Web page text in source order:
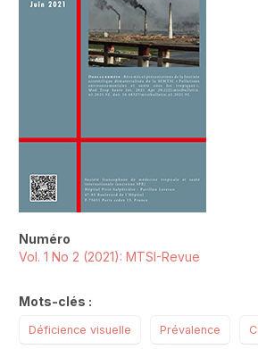
Numéro
Vol. 1 No 2 (2021): MTSI-Revue
Mots-clés :
Déficience visuelle Prévalence